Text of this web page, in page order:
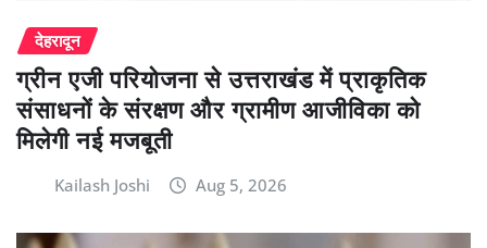
देहरादून
ग्रीन एजी परियोजना से उत्तराखंड में प्राकृतिक
संसाधनों के संरक्षण और ग्रामीण आजीविका को
मिलेगी नई मजबूती
Kailash Joshi Aug 5, 2026